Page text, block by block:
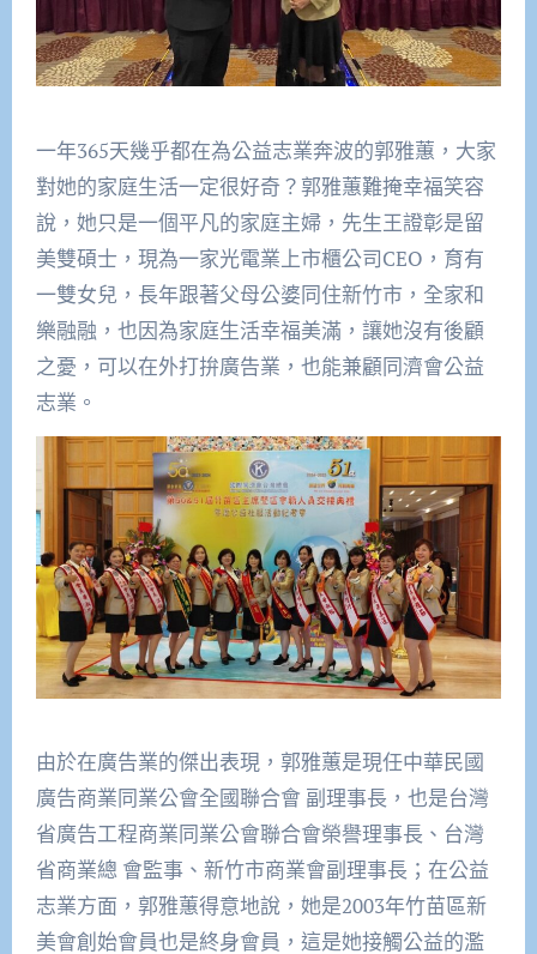
一年365天幾乎都在為公益志業奔波的郭雅蕙，大家
對她的家庭生活一定很好奇？郭雅蕙難掩幸福笑容
說，她只是一個平凡的家庭主婦，先生王證彰是留
美雙碩士，現為一家光電業上市櫃公司CEO，育有
一雙女兒，長年跟著父母公婆同住新竹市，全家和
樂融融，也因為家庭生活幸福美滿，讓她沒有後顧
之憂，可以在外打拚廣告業，也能兼顧同濟會公益
志業。
由於在廣告業的傑出表現，郭雅蕙是現任中華民國
廣告商業同業公會全國聯合會 副理事長，也是台灣
省廣告工程商業同業公會聯合會榮譽理事長、台灣
省商業總 會監事、新竹市商業會副理事長；在公益
志業方面，郭雅蕙得意地說，她是2003年竹苗區新
美會創始會員也是終身會員，這是她接觸公益的濫